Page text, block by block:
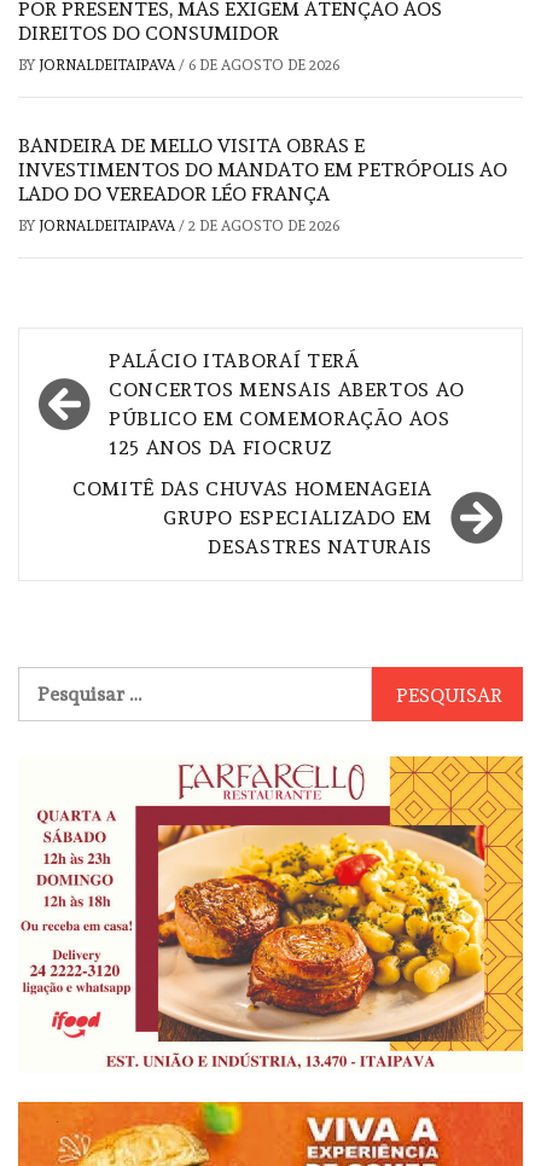
POR PRESENTES, MAS EXIGEM ATENÇÃO AOS
DIREITOS DO CONSUMIDOR
BY JORNALDEITAIPAVA/ 6 DE AGOSTO DE 2026
BANDEIRA DE MELLO VISITA OBRAS E
INVESTIMENTOS DO MANDATO EM PETRÓPOLIS AO
LADO DO VEREADOR LÉO FRANÇA
BY JORNALDEITAIPAVA/ 2 DE AGOSTO DE 2026
Navegação
de
Post
PALÁCIO ITABORAÍ TERÁ
CONCERTOS MENSAIS ABERTOS AO
PÚBLICO EM COMEMORAÇÃO AOS
125 ANOS DA FIOCRUZ
COMITÊ DAS CHUVAS HOMENAGEIA
GRUPO ESPECIALIZADO EM
DESASTRES NATURAIS
por: